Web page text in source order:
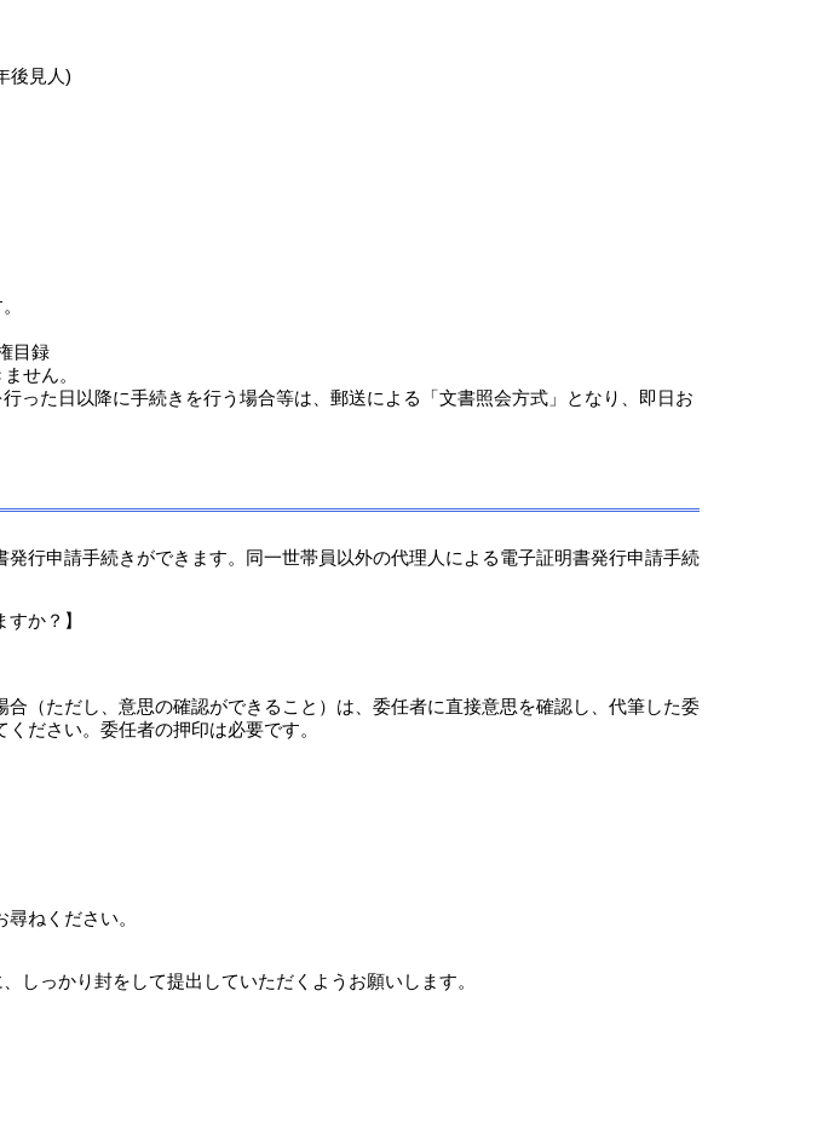
後見人)
目録
せん。
った日以降に手続きを行う場合等は、郵送による「文書照会方式」となり、即日お
行申請手続きができます。同一世帯員以外の代理人による電子証明書発行申請手続
か？】
（ただし、意思の確認ができること）は、委任者に直接意思を確認し、代筆した委
ださい。委任者の押印は必要です。
ねください。
っかり封をして提出していただくようお願いします。